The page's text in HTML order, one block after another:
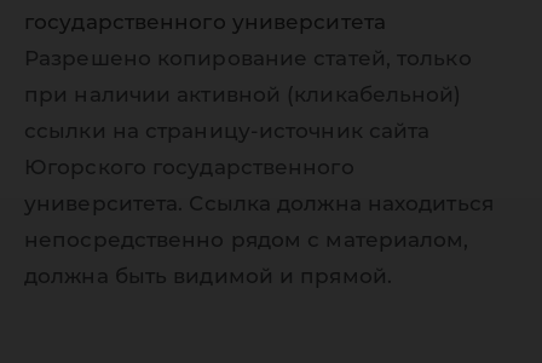
государственного университета
Разрешено копирование статей, только
при наличии активной (кликабельной)
ссылки на страницу-источник сайта
Югорского государственного
университета. Ссылка должна находиться
непосредственно рядом с материалом,
должна быть видимой и прямой.